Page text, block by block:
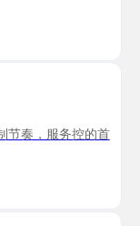
节奏，服务控的首